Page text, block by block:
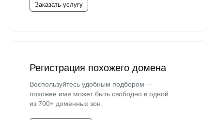
Заказать услугу
Регистрация похожего домена
Воспользуйтесь удобным подбором —
похожее имя может быть свободно в одной
из 700+ доменных зон.